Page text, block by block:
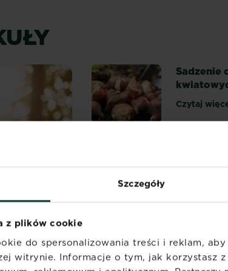
Szczegóły
z plików cookie
do spersonalizowania treści i reklam,
witrynie. Informacje o tym, jak korzystasz
Sadzenie
Czytaj
Czytaj więcej